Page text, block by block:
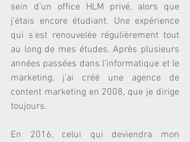
sein d’un office HLM privé, alors que
j’étais encore étudiant. Une expérience
qui s’est renouvelée régulièrement tout
au long de mes études. Après plusieurs
années passées dans l’informatique et le
marketing, j’ai créé une agence de
content marketing en 2008, que je dirige
toujours.
En 2016, celui qui deviendra mon